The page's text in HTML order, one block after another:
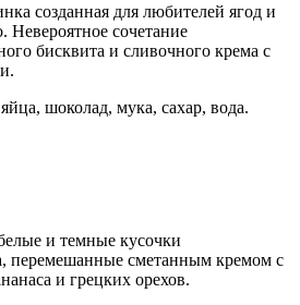
созданная для любителей ягод и
Невероятное сочетание
бисквита и сливочного крема с
шоколад, мука, сахар, вода.
и темные кусочки
перемешанные сметанным кремом с
и грецких орехов.